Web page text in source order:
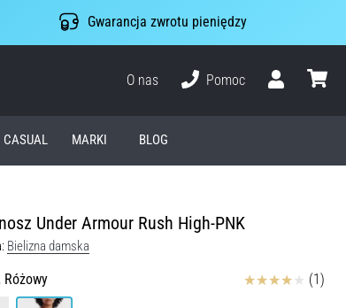
Gwarancja zwrotu pieniędzy
O nas
Pomoc
CASUAL MARKI BLOG
Under Armour Rush High-PNK
Bielizna damska
Różowy Ocena (1)